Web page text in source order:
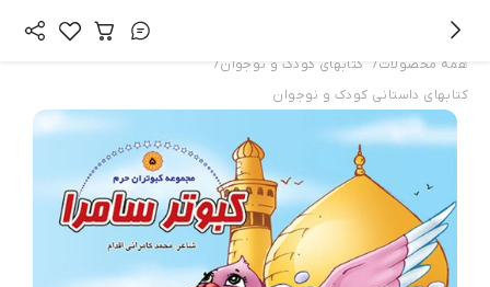
همه محصولات/ کتابهای کودک و نوجوان/
کتابهای داستانی کودک و نوجوان